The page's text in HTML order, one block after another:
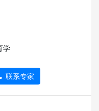
学
联系专家